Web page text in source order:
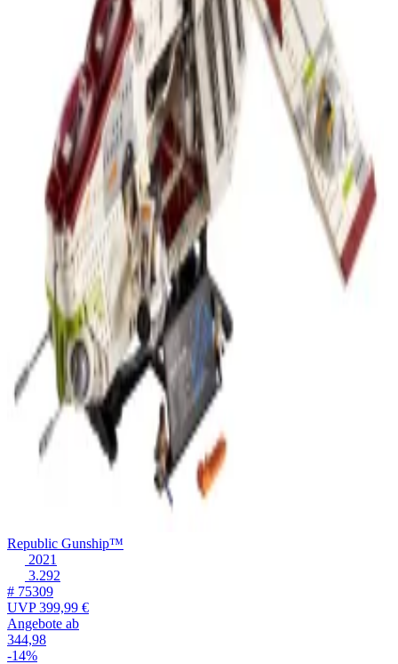
Republic Gunship™
2021
3.292
# 75309
UVP399,99 €
Angebote ab
344,98
-14%